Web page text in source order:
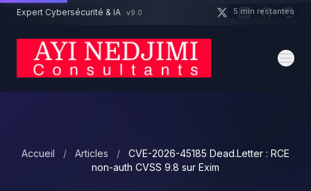
Aller au contenu principal
Expert Cybersécurité & IA v9.0
Accueil / Articles /
CVE-2026-45185 Dead.Letter : RCE
non-auth CVSS 9.8 sur Exim
Un projet cybersécurité ? 5 min restantes